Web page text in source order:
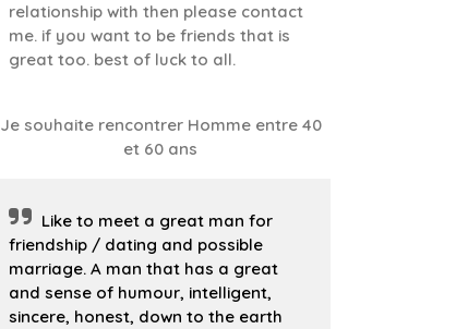
relationship with then please contact
me. if you want to be friends that is
great too. best of luck to all.
Je souhaite rencontrer Homme entre 40
et 60 ans
Like to meet a great man for
friendship / dating and possible
marriage. A man that has a great
and sense of humour, intelligent,
sincere, honest, down to the earth